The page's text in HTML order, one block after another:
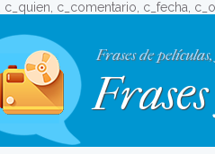
c_comentario, c_fecha,
Frases de